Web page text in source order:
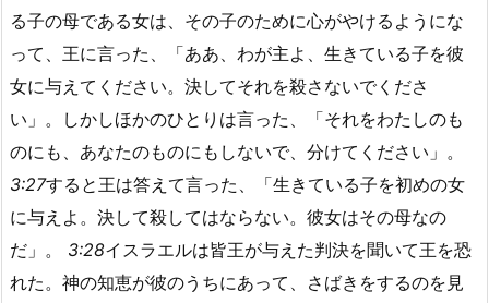
る子の母である女は、その子のために心がやけるようにな
って、王に言った、「ああ、わが主よ、生きている子を彼
女に与えてください。決してそれを殺さないでくださ
い」。しかしほかのひとりは言った、「それをわたしのも
のにも、あなたのものにもしないで、分けてください」。
3:27すると王は答えて言った、「生きている子を初めの女
に与えよ。決して殺してはならない。彼女はその母なの
だ」。 3:28イスラエルは皆王が与えた判決を聞いて王を恐
れた。神の知恵が彼のうちにあって、さばきをするのを見